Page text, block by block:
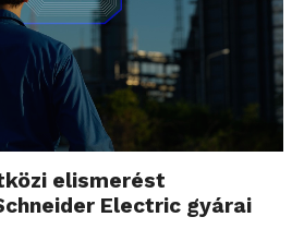
elismerést
Electric gyárai